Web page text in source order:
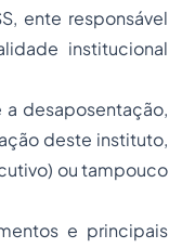
ente responsável
institucional
desaposentação,
deste instituto,
ou tampouco
e principais